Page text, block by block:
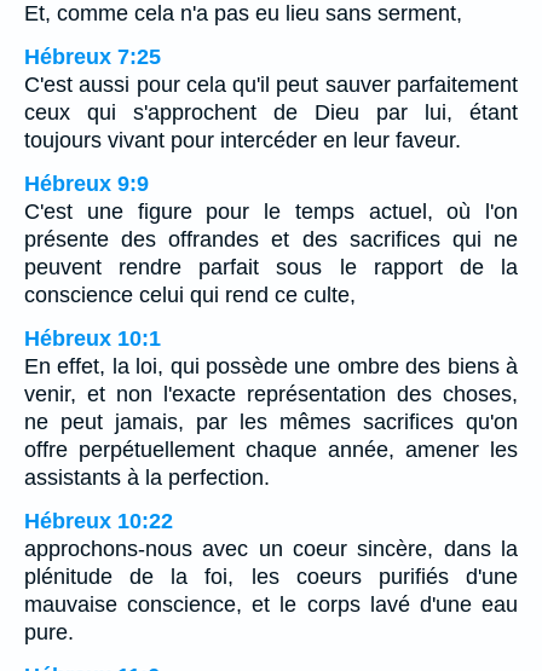
Et, comme cela n'a pas eu lieu sans serment,
Hébreux 7:25
C'est aussi pour cela qu'il peut sauver parfaitement
ceux qui s'approchent de Dieu par lui, étant
toujours vivant pour intercéder en leur faveur.
Hébreux 9:9
C'est une figure pour le temps actuel, où l'on
présente des offrandes et des sacrifices qui ne
peuvent rendre parfait sous le rapport de la
conscience celui qui rend ce culte,
Hébreux 10:1
En effet, la loi, qui possède une ombre des biens à
venir, et non l'exacte représentation des choses,
ne peut jamais, par les mêmes sacrifices qu'on
offre perpétuellement chaque année, amener les
assistants à la perfection.
Hébreux 10:22
approchons-nous avec un coeur sincère, dans la
plénitude de la foi, les coeurs purifiés d'une
mauvaise conscience, et le corps lavé d'une eau
pure.